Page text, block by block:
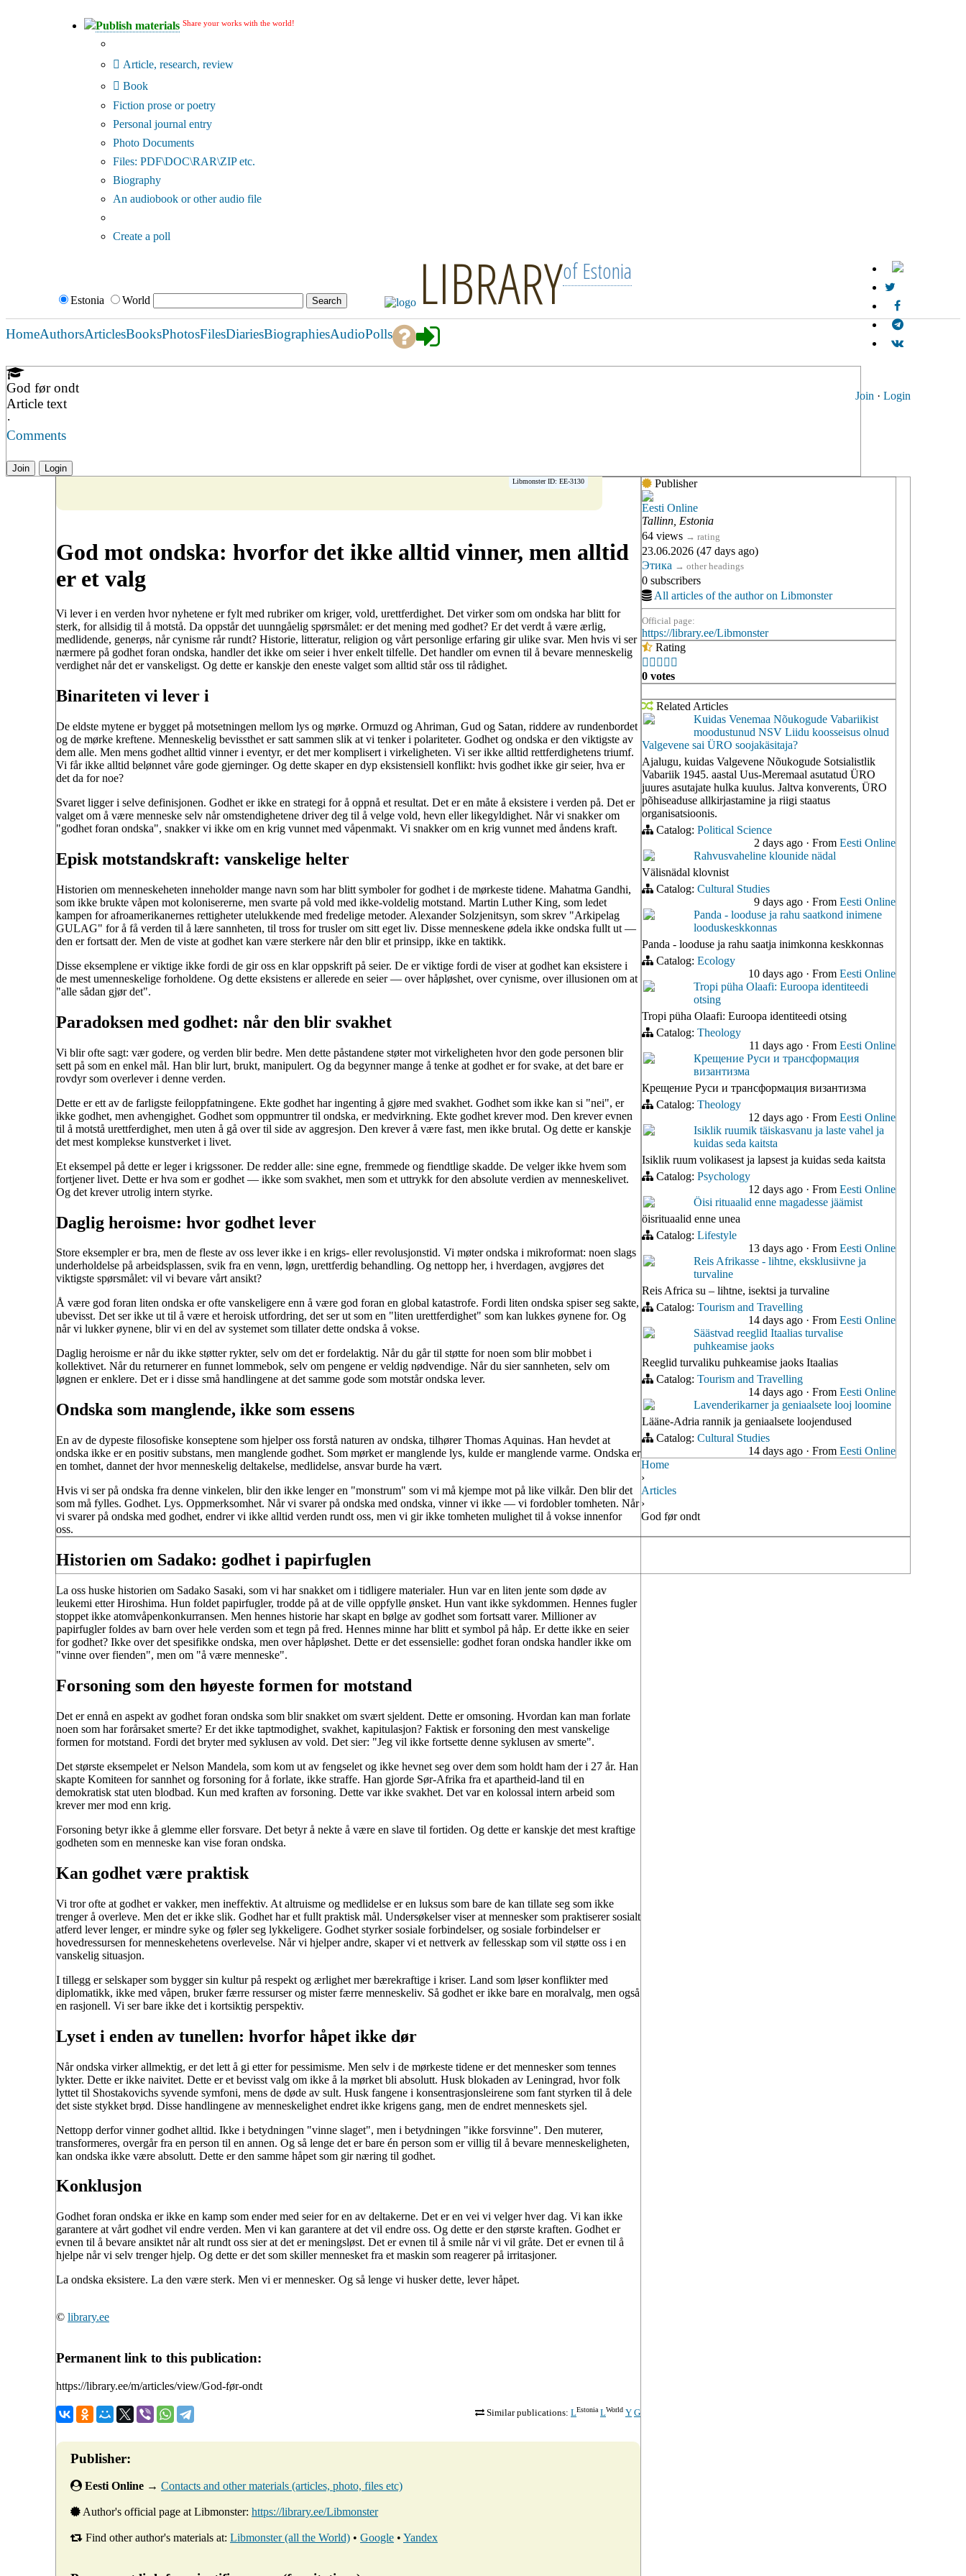
Publish materials Share your works with the world!
Article, research, review
Book
Fiction prose or poetry
Personal journal entry
Photo Documents
Files: PDF\DOC\RAR\ZIP etc.
Biography
An audiobook or other audio file
Create a poll
Estonia World LIBRARYof Estonia
Join · Login
HomeAuthorsArticlesBooksPhotosFilesDiariesBiographiesAudioPolls
God før ondt
Article text
·
Comments
Join Login
Libmonster ID: EE-3130
God mot ondska: hvorfor det ikke alltid vinner, men alltid
er et valg
Vi lever i en verden hvor nyhetene er fylt med rubriker om kriger, vold, urettferdighet. Det virker som om ondska har blitt for
sterk, for allsidig til å motstå. Da oppstår det uunngåelig spørsmålet: er det mening med godhet? Er det verdt å være ærlig,
medlidende, generøs, når cynisme rår rundt? Historie, litteratur, religion og vårt personlige erfaring gir ulike svar. Men hvis vi ser
nærmere på godhet foran ondska, handler det ikke om seier i hver enkelt tilfelle. Det handler om evnen til å bevare menneskelig
verdighet når det er vanskeligst. Og dette er kanskje den eneste valget som alltid står oss til rådighet.
Binariteten vi lever i
De eldste mytene er bygget på motsetningen mellom lys og mørke. Ormuzd og Ahriman, Gud og Satan, riddere av rundenbordet
og de mørke kreftene. Menneskelig bevissthet er satt sammen slik at vi tenker i polariteter. Godhet og ondska er den viktigste av
dem alle. Men mens godhet alltid vinner i eventyr, er det mer komplisert i virkeligheten. Vi ser ikke alltid rettferdighetens triumf.
Vi får ikke alltid belønnet våre gode gjerninger. Og dette skaper en dyp eksistensiell konflikt: hvis godhet ikke gir seier, hva er
det da for noe?
Svaret ligger i selve definisjonen. Godhet er ikke en strategi for å oppnå et resultat. Det er en måte å eksistere i verden på. Det er
valget om å være menneske selv når omstendighetene driver deg til å velge vold, hevn eller likegyldighet. Når vi snakker om
"godhet foran ondska", snakker vi ikke om en krig vunnet med våpenmakt. Vi snakker om en krig vunnet med åndens kraft.
Episk motstandskraft: vanskelige helter
Historien om menneskeheten inneholder mange navn som har blitt symboler for godhet i de mørkeste tidene. Mahatma Gandhi,
som ikke brukte våpen mot kolonisererne, men svarte på vold med ikke-voldelig motstand. Martin Luther King, som ledet
kampen for afroamerikanernes rettigheter utelukkende med fredelige metoder. Alexander Solzjenitsyn, som skrev "Arkipelag
GULAG" for å få verden til å lære sannheten, til tross for trusler om sitt eget liv. Disse menneskene ødela ikke ondska fullt ut —
den er fortsatt der. Men de viste at godhet kan være sterkere når den blir et prinsipp, ikke en taktikk.
Disse eksemplene er viktige ikke fordi de gir oss en klar oppskrift på seier. De er viktige fordi de viser at godhet kan eksistere i
de mest umenneskelige forholdene. Og dette eksistens er allerede en seier — over håpløshet, over cynisme, over illusionen om at
"alle sådan gjør det".
Paradoksen med godhet: når den blir svakhet
Vi blir ofte sagt: vær godere, og verden blir bedre. Men dette påstandene støter mot virkeligheten hvor den gode personen blir
sett på som en enkel mål. Han blir lurt, brukt, manipulert. Og da begynner mange å tenke at godhet er for svake, at det bare er
rovdyr som overlever i denne verden.
Dette er ett av de farligste feiloppfatningene. Ekte godhet har ingenting å gjøre med svakhet. Godhet som ikke kan si "nei", er
ikke godhet, men avhengighet. Godhet som oppmuntrer til ondska, er medvirkning. Ekte godhet krever mod. Den krever evnen
til å motstå urettferdighet, men uten å gå over til side av aggresjon. Den krever å være fast, men ikke brutal. Og dette er kanskje
det mest komplekse kunstverket i livet.
Et eksempel på dette er leger i krigssoner. De redder alle: sine egne, fremmede og fiendtlige skadde. De velger ikke hvem som
fortjener livet. Dette er hva som er godhet — ikke som svakhet, men som et uttrykk for den absolute verdien av menneskelivet.
Og det krever utrolig intern styrke.
Daglig heroisme: hvor godhet lever
Store eksempler er bra, men de fleste av oss lever ikke i en krigs- eller revolusjonstid. Vi møter ondska i mikroformat: noen slags
underholdelse på arbeidsplassen, svik fra en venn, løgn, urettferdig behandling. Og nettopp her, i hverdagen, avgjøres det
viktigste spørsmålet: vil vi bevare vårt ansikt?
Å være god foran liten ondska er ofte vanskeligere enn å være god foran en global katastrofe. Fordi liten ondska spiser seg sakte,
ubevisst. Det ser ikke ut til å være et heroisk utfordring, det ser ut som en "liten urettferdighet" som kan lukkes øynene for. Og
når vi lukker øynene, blir vi en del av systemet som tillater dette ondska å vokse.
Daglig heroisme er når du ikke støtter rykter, selv om det er fordelaktig. Når du går til støtte for noen som blir mobbet i
kollektivet. Når du returnerer en funnet lommebok, selv om pengene er veldig nødvendige. Når du sier sannheten, selv om
løgnen er enklere. Det er i disse små handlingene at det samme gode som motstår ondska lever.
Ondska som manglende, ikke som essens
En av de dypeste filosofiske konseptene som hjelper oss forstå naturen av ondska, tilhører Thomas Aquinas. Han hevdet at
ondska ikke er en positiv substans, men manglende godhet. Som mørket er manglende lys, kulde er manglende varme. Ondska er
en tomhet, dannet der hvor menneskelig deltakelse, medlidelse, ansvar burde ha vært.
Hvis vi ser på ondska fra denne vinkelen, blir den ikke lenger en "monstrum" som vi må kjempe mot på like vilkår. Den blir det
som må fylles. Godhet. Lys. Oppmerksomhet. Når vi svarer på ondska med ondska, vinner vi ikke — vi fordobler tomheten. Når
vi svarer på ondska med godhet, endrer vi ikke alltid verden rundt oss, men vi gir ikke tomheten mulighet til å vokse innenfor
oss.
Historien om Sadako: godhet i papirfuglen
La oss huske historien om Sadako Sasaki, som vi har snakket om i tidligere materialer. Hun var en liten jente som døde av
leukemi etter Hiroshima. Hun foldet papirfugler, trodde på at de ville oppfylle ønsket. Hun vant ikke sykdommen. Hennes fugler
stoppet ikke atomvåpenkonkurransen. Men hennes historie har skapt en bølge av godhet som fortsatt varer. Millioner av
papirfugler foldes av barn over hele verden som et tegn på fred. Hennes minne har blitt et symbol på håp. Er dette ikke en seier
for godhet? Ikke over det spesifikke ondska, men over håpløshet. Dette er det essensielle: godhet foran ondska handler ikke om
"vinne over fienden", men om "å være menneske".
Forsoning som den høyeste formen for motstand
Det er ennå en aspekt av godhet foran ondska som blir snakket om svært sjeldent. Dette er omsoning. Hvordan kan man forlate
noen som har forårsaket smerte? Er det ikke taptmodighet, svakhet, kapitulasjon? Faktisk er forsoning den mest vanskelige
formen for motstand. Fordi det bryter med syklusen av vold. Det sier: "Jeg vil ikke fortsette denne syklusen av smerte".
Det største eksempelet er Nelson Mandela, som kom ut av fengselet og ikke hevnet seg over dem som holdt ham der i 27 år. Han
skapte Komiteen for sannhet og forsoning for å forlate, ikke straffe. Han gjorde Sør-Afrika fra et apartheid-land til en
demokratisk stat uten blodbad. Kun med kraften av forsoning. Dette var ikke svakhet. Det var en kolossal intern arbeid som
krever mer mod enn krig.
Forsoning betyr ikke å glemme eller forsvare. Det betyr å nekte å være en slave til fortiden. Og dette er kanskje det mest kraftige
godheten som en menneske kan vise foran ondska.
Kan godhet være praktisk
Vi tror ofte at godhet er vakker, men ineffektiv. At altruisme og medlidelse er en luksus som bare de kan tillate seg som ikke
trenger å overleve. Men det er ikke slik. Godhet har et fullt praktisk mål. Undersøkelser viser at mennesker som praktiserer sosialt
atferd lever lenger, er mindre syke og føler seg lykkeligere. Godhet styrker sosiale forbindelser, og sosiale forbindelser er
hovedressursen for menneskehetens overlevelse. Når vi hjelper andre, skaper vi et nettverk av fellesskap som vil støtte oss i en
vanskelig situasjon.
I tillegg er selskaper som bygger sin kultur på respekt og ærlighet mer bærekraftige i kriser. Land som løser konflikter med
diplomatikk, ikke med våpen, bruker færre ressurser og mister færre menneskeliv. Så godhet er ikke bare en moralvalg, men også
en rasjonell. Vi ser bare ikke det i kortsiktig perspektiv.
Lyset i enden av tunellen: hvorfor håpet ikke dør
Når ondska virker allmektig, er det lett å gi etter for pessimisme. Men selv i de mørkeste tidene er det mennesker som tennes
lykter. Dette er ikke naivitet. Dette er et bevisst valg om ikke å la mørket bli absolutt. Husk blokaden av Leningrad, hvor folk
lyttet til Shostakovichs syvende symfoni, mens de døde av sult. Husk fangene i konsentrasjonsleirene som fant styrken til å dele
det siste stykket brød. Disse handlingene av menneskelighet endret ikke krigens gang, men de endret menneskets sjel.
Nettopp derfor vinner godhet alltid. Ikke i betydningen "vinne slaget", men i betydningen "ikke forsvinne". Den muterer,
transformeres, overgår fra en person til en annen. Og så lenge det er bare én person som er villig til å bevare menneskeligheten,
kan ondska ikke være absolutt. Dette er den samme håpet som gir næring til godhet.
Konklusjon
Godhet foran ondska er ikke en kamp som ender med seier for en av deltakerne. Det er en vei vi velger hver dag. Vi kan ikke
garantere at vårt godhet vil endre verden. Men vi kan garantere at det vil endre oss. Og dette er den største kraften. Godhet er
evnen til å bevare ansiktet når alt rundt oss sier at det er meningsløst. Det er evnen til å smile når vi vil gråte. Det er evnen til å
hjelpe når vi selv trenger hjelp. Og dette er det som skiller mennesket fra et maskin som reagerer på irritasjoner.
La ondska eksistere. La den være sterk. Men vi er mennesker. Og så lenge vi husker dette, lever håpet.
© library.ee
Permanent link to this publication:
https://library.ee/m/articles/view/God-før-ondt
Similar publications: LEstonia LWorld Y G
Publisher:
Eesti Online → Contacts and other materials (articles, photo, files etc)
Author's official page at Libmonster: https://library.ee/Libmonster
Find other author's materials at: Libmonster (all the World) • Google • Yandex
Publisher
Eesti Online
Tallinn, Estonia
64 views → rating
23.06.2026 (47 days ago)
Этика → other headings
0 subscribers
All articles of the author on Libmonster
Official page:
https://library.ee/Libmonster
Rating
    
0 votes
Related Articles
Kuidas Venemaa Nõukogude Vabariikist
moodustunud NSV Liidu koosseisus olnud
Valgevene sai ÜRO soojakäsitaja?
Ajalugu, kuidas Valgevene Nõukogude Sotsialistlik
Vabariik 1945. aastal Uus-Meremaal asutatud ÜRO
juures asutajate hulka kuulus. Jaltva konverents, ÜRO
põhiseaduse allkirjastamine ja riigi staatus
organisatsioonis.
Catalog: Political Science
2 days ago · From Eesti Online
Rahvusvaheline klounide nädal
Välisnädal klovnist
Catalog: Cultural Studies
9 days ago · From Eesti Online
Panda - looduse ja rahu saatkond inimene
looduskeskkonnas
Panda - looduse ja rahu saatja inimkonna keskkonnas
Catalog: Ecology
10 days ago · From Eesti Online
Tropi püha Olaafi: Euroopa identiteedi
otsing
Tropi püha Olaafi: Euroopa identiteedi otsing
Catalog: Theology
11 days ago · From Eesti Online
Крещение Руси и трансформация
византизма
Крещение Руси и трансформация византизма
Catalog: Theology
12 days ago · From Eesti Online
Isiklik ruumik täiskasvanu ja laste vahel ja
kuidas seda kaitsta
Isiklik ruum volikasest ja lapsest ja kuidas seda kaitsta
Catalog: Psychology
12 days ago · From Eesti Online
Öisi rituaalid enne magadesse jäämist
öisrituaalid enne unea
Catalog: Lifestyle
13 days ago · From Eesti Online
Reis Afrikasse - lihtne, eksklusiivne ja
turvaline
Reis Africa su – lihtne, isektsi ja turvaline
Catalog: Tourism and Travelling
14 days ago · From Eesti Online
Säästvad reeglid Itaalias turvalise
puhkeamise jaoks
Reeglid turvaliku puhkeamise jaoks Itaalias
Catalog: Tourism and Travelling
14 days ago · From Eesti Online
Lavenderikarner ja geniaalsete looj loomine
Lääne-Adria rannik ja geniaalsete loojendused
Catalog: Cultural Studies
14 days ago · From Eesti Online
Home
›
Articles
›
God før ondt